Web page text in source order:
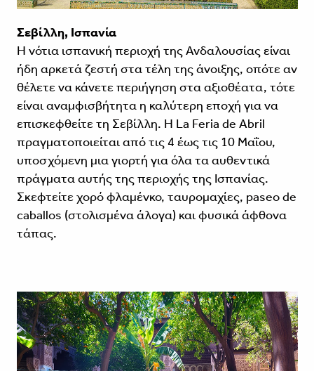
Σεβίλλη, Ισπανία
Η νότια ισπανική περιοχή της Ανδαλουσίας είναι
ήδη αρκετά ζεστή στα τέλη της άνοιξης, οπότε αν
θέλετε να κάνετε περιήγηση στα αξιοθέατα, τότε
είναι αναμφισβήτητα η καλύτερη εποχή για να
επισκεφθείτε τη Σεβίλλη. Η La Feria de Abril
πραγματοποιείται από τις 4 έως τις 10 Μαΐου,
υποσχόμενη μια γιορτή για όλα τα αυθεντικά
πράγματα αυτής της περιοχής της Ισπανίας.
Σκεφτείτε χορό φλαμένκο, ταυρομαχίες, paseo de
caballos (στολισμένα άλογα) και φυσικά άφθονα
τάπας.